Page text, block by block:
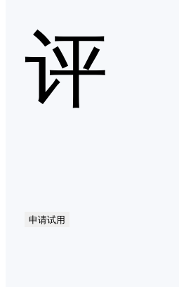
评
申请试用